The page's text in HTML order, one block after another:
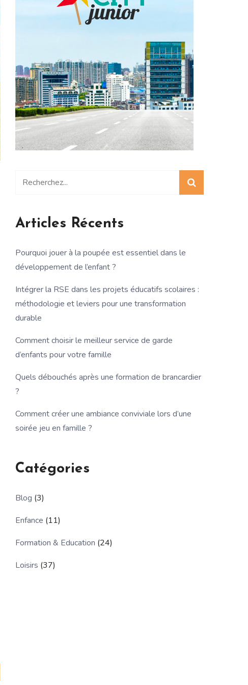
Articles Récents
Pourquoi jouer à la poupée est essentiel dans le
développement de l’enfant ?
Intégrer la RSE dans les projets éducatifs scolaires :
méthodologie et leviers pour une transformation
durable
Comment choisir le meilleur service de garde
d’enfants pour votre famille
Quels débouchés après une formation de brancardier
?
Comment créer une ambiance conviviale lors d’une
soirée jeu en famille ?
Catégories
Blog (3)
Enfance (11)
Formation & Education (24)
Loisirs (37)